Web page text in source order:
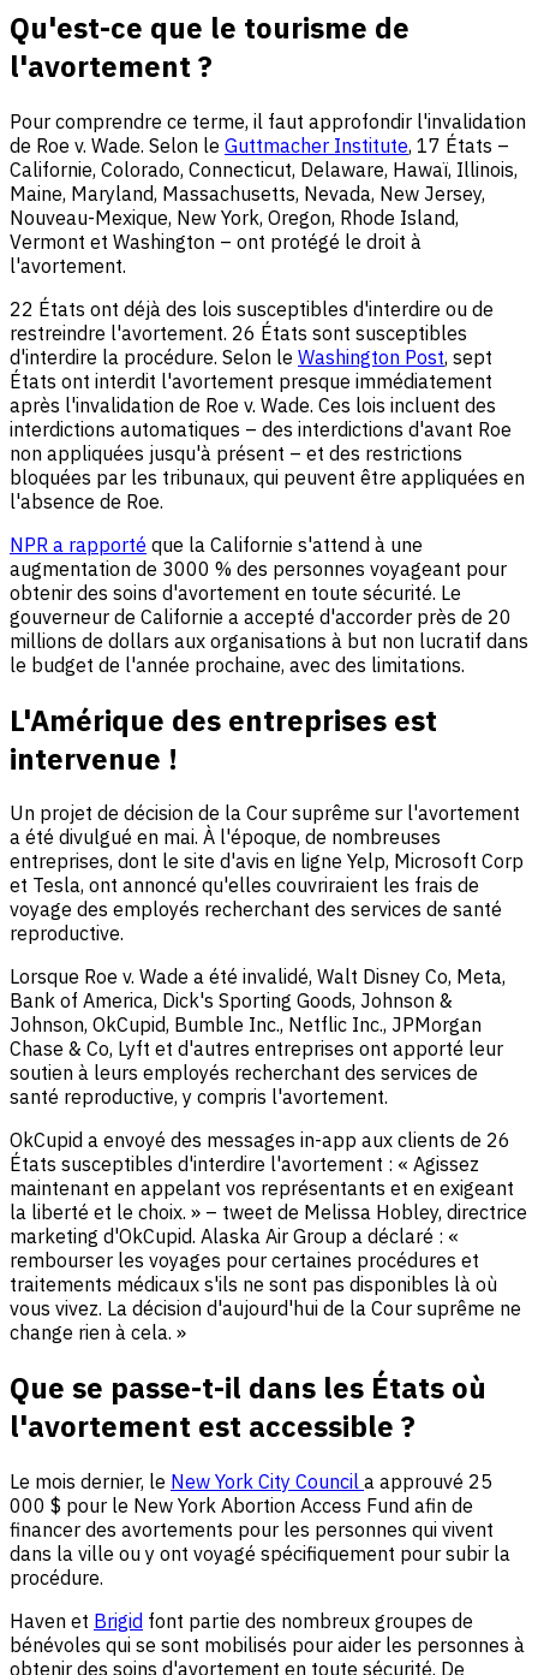
Qu'est-ce que le tourisme de
l'avortement ?
Pour comprendre ce terme, il faut approfondir l'invalidation
de Roe v. Wade. Selon le Guttmacher Institute, 17 États –
Californie, Colorado, Connecticut, Delaware, Hawaï, Illinois,
Maine, Maryland, Massachusetts, Nevada, New Jersey,
Nouveau-Mexique, New York, Oregon, Rhode Island,
Vermont et Washington – ont protégé le droit à
l'avortement.
22 États ont déjà des lois susceptibles d'interdire ou de
restreindre l'avortement. 26 États sont susceptibles
d'interdire la procédure. Selon le Washington Post, sept
États ont interdit l'avortement presque immédiatement
après l'invalidation de Roe v. Wade. Ces lois incluent des
interdictions automatiques – des interdictions d'avant Roe
non appliquées jusqu'à présent – et des restrictions
bloquées par les tribunaux, qui peuvent être appliquées en
l'absence de Roe.
NPR a rapporté que la Californie s'attend à une
augmentation de 3000 % des personnes voyageant pour
obtenir des soins d'avortement en toute sécurité. Le
gouverneur de Californie a accepté d'accorder près de 20
millions de dollars aux organisations à but non lucratif dans
le budget de l'année prochaine, avec des limitations.
L'Amérique des entreprises est
intervenue !
Un projet de décision de la Cour suprême sur l'avortement
a été divulgué en mai. À l'époque, de nombreuses
entreprises, dont le site d'avis en ligne Yelp, Microsoft Corp
et Tesla, ont annoncé qu'elles couvriraient les frais de
voyage des employés recherchant des services de santé
reproductive.
Lorsque Roe v. Wade a été invalidé, Walt Disney Co, Meta,
Bank of America, Dick's Sporting Goods, Johnson &
Johnson, OkCupid, Bumble Inc., Netflic Inc., JPMorgan
Chase & Co, Lyft et d'autres entreprises ont apporté leur
soutien à leurs employés recherchant des services de
santé reproductive, y compris l'avortement.
OkCupid a envoyé des messages in-app aux clients de 26
États susceptibles d'interdire l'avortement : « Agissez
maintenant en appelant vos représentants et en exigeant
la liberté et le choix. » – tweet de Melissa Hobley, directrice
marketing d'OkCupid. Alaska Air Group a déclaré : «
rembourser les voyages pour certaines procédures et
traitements médicaux s'ils ne sont pas disponibles là où
vous vivez. La décision d'aujourd'hui de la Cour suprême ne
change rien à cela. »
Que se passe-t-il dans les États où
l'avortement est accessible ?
Le mois dernier, le New York City Council a approuvé 25
000 $ pour le New York Abortion Access Fund afin de
financer des avortements pour les personnes qui vivent
dans la ville ou y ont voyagé spécifiquement pour subir la
procédure.
Haven et Brigid font partie des nombreux groupes de
bénévoles qui se sont mobilisés pour aider les personnes à
obtenir des soins d'avortement en toute sécurité. De